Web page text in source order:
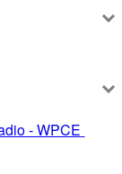
- WPCE